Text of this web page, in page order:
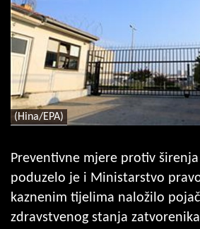
(Hina/EPA)
Preventivne mjere protiv
poduzelo je i Ministarstvo
kaznenim tijelima naložilo
zdravstvenog stanja